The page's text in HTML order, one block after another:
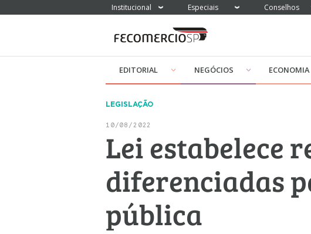
Institucional Especiais Conselhos
EDITORIAL NEGÓCIOS ECONOMIA
LEGISLAÇÃO
10/08/2022
Lei estabelece
diferenciadas
pública